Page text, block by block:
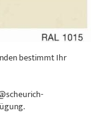
bestimmt Ihr